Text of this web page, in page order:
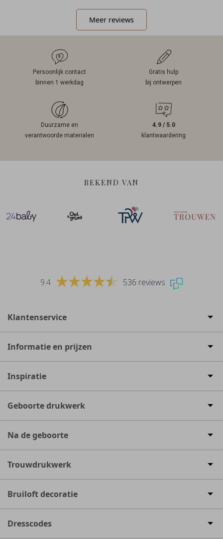
Meer reviews
Persoonlijk contact
binnen 1 werkdag
Gratis hulp
bij ontwerpen
Duurzame en
verantwoorde materialen
4.9 / 5.0
klantwaardering
BEKEND VAN
9.4 536 reviews
Klantenservice
Informatie en prijzen
Inspiratie
Geboorte drukwerk
Na de geboorte
Trouwdrukwerk
Bruiloft decoratie
Dresscodes